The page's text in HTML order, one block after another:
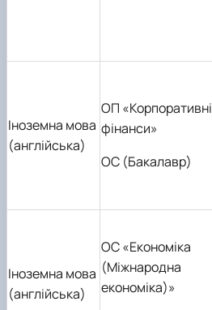
Іноземна мова
(англійська)
ОП «Корпоративні
фінанси»
ОС (Бакалавр)
Іноземна мова
(англійська)
ОС «Економіка
(Міжнародна
економіка)»